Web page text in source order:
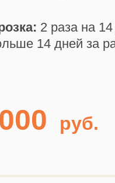
руб.
2 раза на
14 дней за